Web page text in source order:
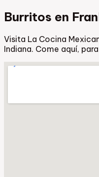
Burritos en
Visita La Cocina
Indiana. Come aquí,